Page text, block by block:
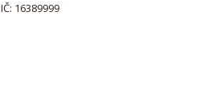
IČ: 16389999